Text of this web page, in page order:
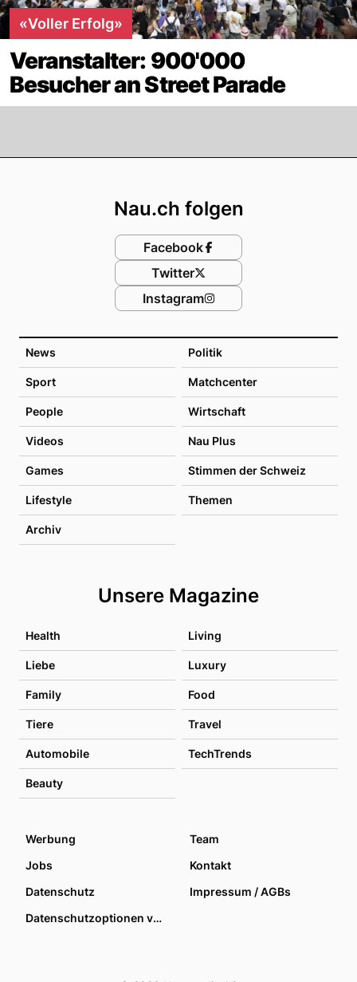
«Voller Erfolg»
Veranstalter: 900'000
Besucher an Street Parade
News Politik
Sport Matchcenter
People Wirtschaft
Videos Nau Plus
Games Stimmen der Schweiz
Lifestyle Themen
Archiv
Unsere Magazine
Health Living
Liebe Luxury
Family Food
Tiere Travel
Automobile TechTrends
Beauty
Nau.ch folgen
Facebook
Twitter
Instagram
Werbung
Team
Jobs
Kontakt
Datenschutz
Impressum / AGBs
Datenschutzoptionen verwalten